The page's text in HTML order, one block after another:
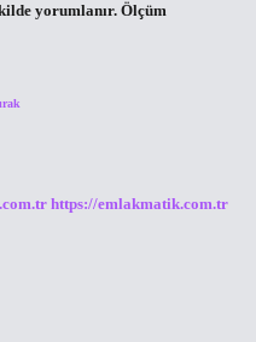
yorumlanır. Ölçüm
https://emlakmatik.com.tr